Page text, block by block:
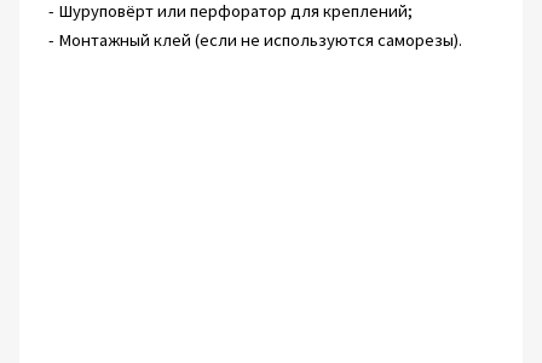
- Шуруповёрт или перфоратор для креплений;
- Монтажный клей (если не используются саморезы).